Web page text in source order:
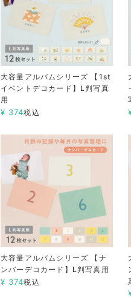
大容量アルバムシリーズ 【1st
イベントデコカード】L判写真
用
¥ 374税込
大容量アルバムシリーズ 【ナ
ンバーデコカード】L判写真用
¥ 374税込